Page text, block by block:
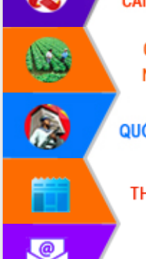
Tăng cường giám sát, đôn đốc thực
hiện nhiệm vụ quản lý tài sản công
hàng tuần
Tháo gỡ những vướng mắc, đẩy mạnh
công tác cải cách thủ tục hành chính
tại Trung tâm Phục vụ hành chính
công tỉnh
Đắk Lắk: Tôn vinh 46 giải pháp tại Hội
thi Sáng tạo Kỹ thuật 2024 - 2025
Đắk Lắk rà soát, điều chỉnh Đề án 190
về phát triển nuôi trồng thủy sản
Phó Chủ tịch UBND tỉnh Đắk Lắk
Trương Công Thái kiểm tra thực địa
Dự án cao tốc Khánh Hòa - Buôn Ma
Thuột
Định vị cà phê Việt Nam như một “di
sản sống” trong dòng chảy toàn cầu